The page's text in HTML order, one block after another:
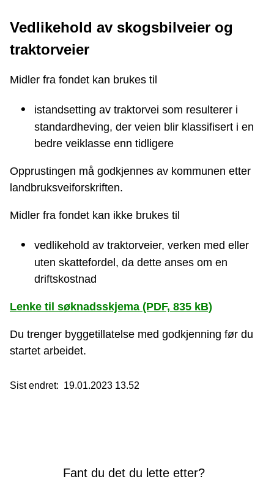
Vedlikehold av skogsbilveier og
traktorveier
Midler fra fondet kan brukes til
istandsetting av traktorvei som resulterer i
standardheving, der veien blir klassifisert i en
bedre veiklasse enn tidligere
Opprustingen må godkjennes av kommunen etter
landbruksveiforskriften.
Midler fra fondet kan ikke brukes til
vedlikehold av traktorveier, verken med eller
uten skattefordel, da dette anses om en
driftskostnad
Lenke til søknadsskjema (PDF, 835 kB)
Du trenger byggetillatelse med godkjenning før du
startet arbeidet.
Sist endret 19.01.2023 13.52
Fant du det du lette etter?